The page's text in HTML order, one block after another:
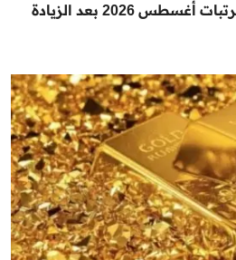
الموعد المنتظر لصرف مرتبات أغسطس 2026 بعد الزيادة